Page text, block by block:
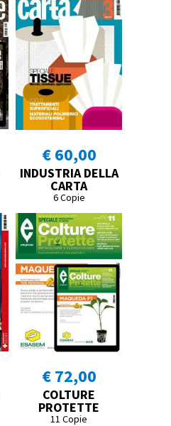
€ 60,00
INDUSTRIA DELLA
CARTA
6 Copie
€ 72,00
COLTURE
PROTETTE
11 Copie